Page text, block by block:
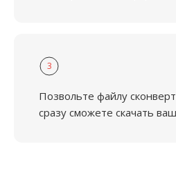
3
Позвольте файлу
сразу сможете скачать